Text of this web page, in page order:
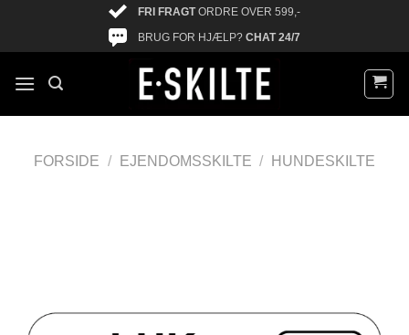
FRI FRAGTORDRE OVER 599,-
BRUG FOR HJÆLP? CHAT 24/7
FORSIDE / EJENDOMSSKILTE / HUNDESKILTE